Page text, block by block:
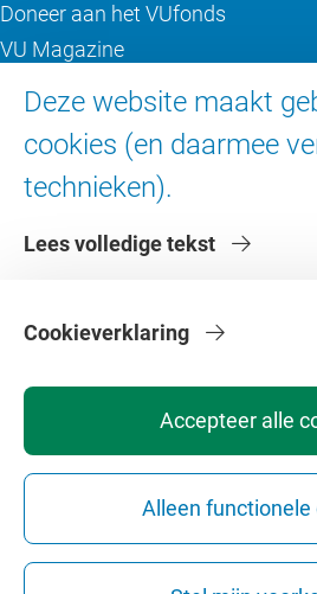
Deze website maakt
cookies (en daarmee
technieken).
Lees volledige tekst
Accepteer alle
Alleen functionele
Cookieverklaring
Doneer aan het VUfonds
VU Magazine
Ad Valvas
Over de VU
Contact en route
Faculteiten
Privacy